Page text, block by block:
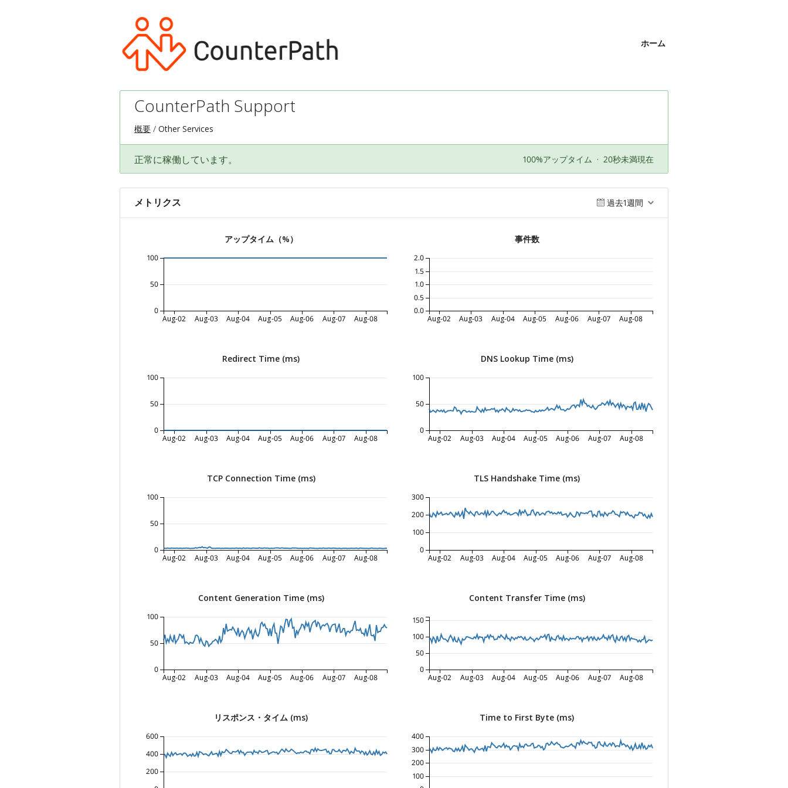
ホーム
CounterPath Support
概要 Other Services
正常に稼働しています。 100%アップタイム · 20秒未満現在
メトリクス 過去1週間
アップタイム（%）
Aug-02 Aug-03 Aug-04 Aug-05 Aug-06 Aug-07 Aug-08
0
50
100
事件数
Aug-02 Aug-03 Aug-04 Aug-05 Aug-06 Aug-07 Aug-08
0.0
0.5
1.0
1.5
2.0
Redirect Time (ms)
Aug-02 Aug-03 Aug-04 Aug-05 Aug-06 Aug-07 Aug-08
0
50
100
DNS Lookup Time (ms)
Aug-02 Aug-03 Aug-04 Aug-05 Aug-06 Aug-07 Aug-08
0
50
100
TCP Connection Time (ms)
Aug-02 Aug-03 Aug-04 Aug-05 Aug-06 Aug-07 Aug-08
0
50
100
TLS Handshake Time (ms)
Aug-02 Aug-03 Aug-04 Aug-05 Aug-06 Aug-07 Aug-08
0
100
200
300
Content Generation Time (ms)
Aug-02 Aug-03 Aug-04 Aug-05 Aug-06 Aug-07 Aug-08
0
50
100
Content Transfer Time (ms)
Aug-02 Aug-03 Aug-04 Aug-05 Aug-06 Aug-07 Aug-08
0
50
100
150
リスポンス・タイム (ms)
200
400
600
Time to First Byte (ms)
100
200
300
400